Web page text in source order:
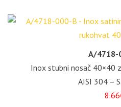
A/4718-
Inox stubni nosač 40×40
AISI 304 –